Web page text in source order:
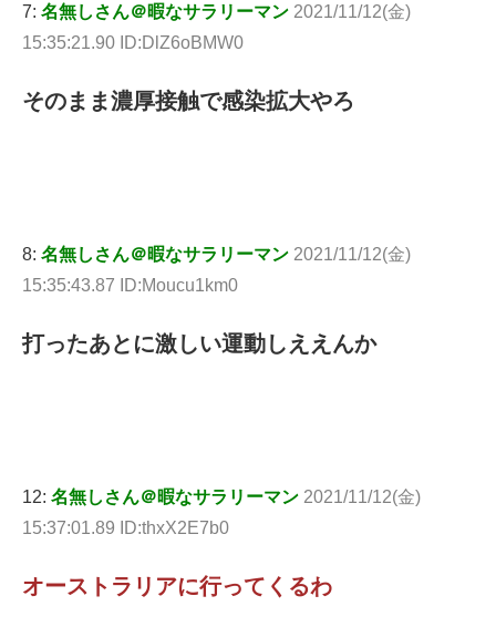
7: 名無しさん＠暇なサラリーマン 2021/11/12(金)
15:35:21.90 ID:DlZ6oBMW0
そのまま濃厚接触で感染拡大やろ
8: 名無しさん＠暇なサラリーマン 2021/11/12(金)
15:35:43.87 ID:Moucu1km0
打ったあとに激しい運動しええんか
12: 名無しさん＠暇なサラリーマン 2021/11/12(金)
15:37:01.89 ID:thxX2E7b0
オーストラリアに行ってくるわ